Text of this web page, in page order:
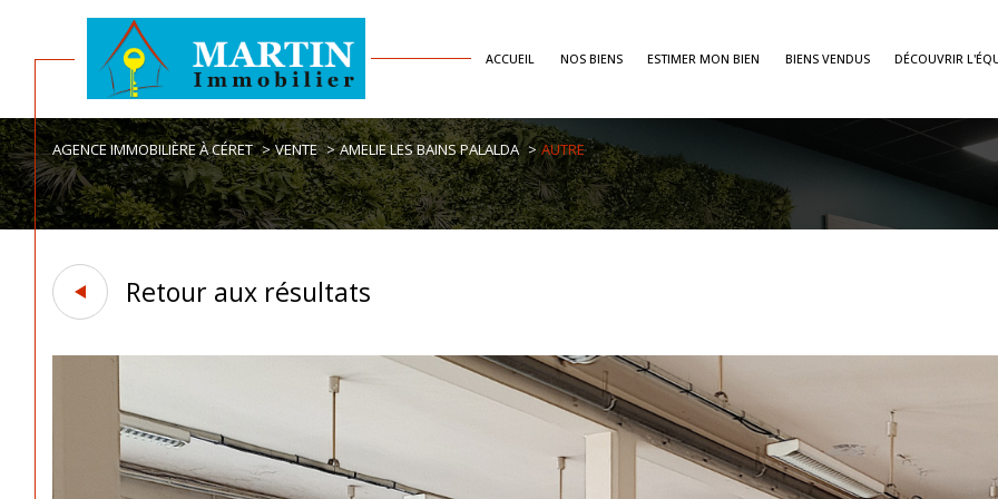
ACCUEIL NOS BIENS ESTIMER MON BIEN BIENS VENDUS DÉCOUVRIR
Acheter
de l'immo pro
Estimer
Voir les1annonces
AGENCE IMMOBILIÈRE À CÉRET VENTE AMELIE LES BAINS PALALDA AUTRE
Retour aux résultats